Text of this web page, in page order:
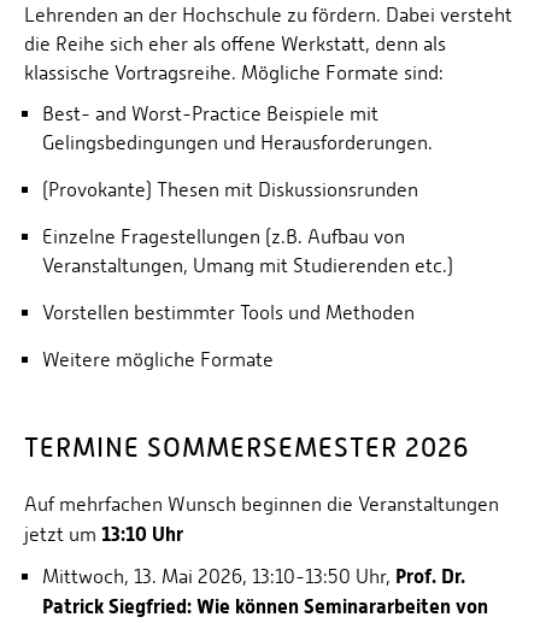
Personalvertretungen
Schwerbehindertenvertretungen
Personalentwicklung
Personensuche
Lehrenden an der Hochschule zu fördern. Dabei versteht
die Reihe sich eher als offene Werkstatt, denn als
klassische Vortragsreihe. Mögliche Formate sind:
Best- and Worst-Practice Beispiele mit
Gelingsbedingungen und Herausforderungen.
(Provokante) Thesen mit Diskussionsrunden
Einzelne Fragestellungen (z.B. Aufbau von
Veranstaltungen, Umang mit Studierenden etc.)
Vorstellen bestimmter Tools und Methoden
Weitere mögliche Formate
TERMINE SOMMERSEMESTER 2026
Auf mehrfachen Wunsch beginnen die Veranstaltungen
jetzt um 13:10 Uhr
Mittwoch, 13. Mai 2026, 13:10-13:50 Uhr, Prof. Dr.
Patrick Siegfried: Wie können Seminararbeiten von